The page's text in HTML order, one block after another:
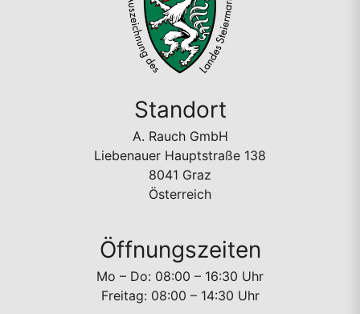
Standort
A. Rauch GmbH
Liebenauer Hauptstraße 138
8041 Graz
Österreich
Öffnungszeiten
Mo – Do: 08:00 – 16:30 Uhr
Freitag: 08:00 – 14:30 Uhr